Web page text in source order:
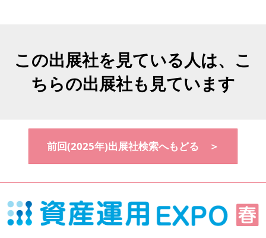
この出展社を見ている人は、こ
ちらの出展社も見ています
前回(2025年)出展社検索へもどる ＞